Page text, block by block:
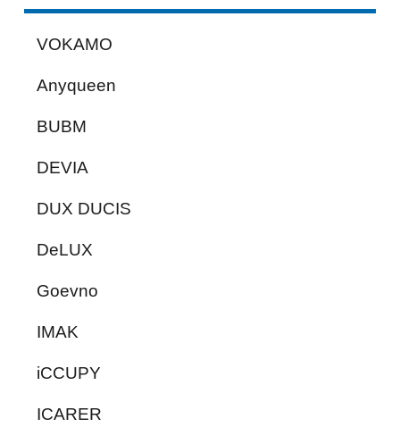
VOKAMO
Anyqueen
BUBM
DEVIA
DUX DUCIS
DeLUX
Goevno
IMAK
iCCUPY
ICARER